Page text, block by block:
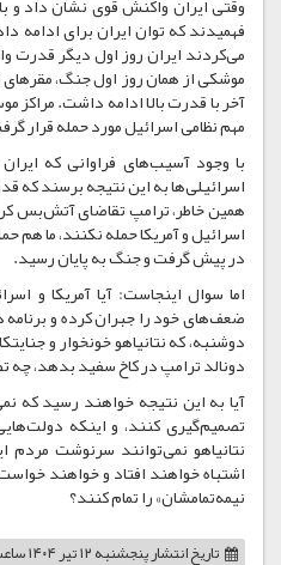
فهمیدند که توان ایران برای ادامه
می‌کردند ایران روز اول دیگر قدرت
موشکی از همان روز اول جنگ، مقرهای
آخر با قدرت بالا ادامه داشت. مراکز
مهم نظامی اسرائیل مورد حمله قرار
با وجود آسیب‌های فراوانی که
اسرائیلی‌ها به این نتیجه برسند که
همین خاطر، ترامپ تقاضای آتش‌بس
اسرائیل و آمریکا حمله نکنند، ما هم
در پیش گرفت و جنگ به پایان رسید.
اما سوال اینجاست: آیا آمریکا و
ضعف‌های خود را جبران کرده و برنامه
دوشنبه، که نتانیاهو خونخوار و
دونالد ترامپ در کاخ سفید بدهد،
آیا به این نتیجه خواهند رسید که
تصمیم‌گیری کنند، و اینکه
نتانیاهو نمی‌توانند سرنوشت مردم
اشتباه خواهند افتاد و خواهند
نیمه‌تمامشان» را تمام کنند؟
تاریخ انتشارپنجشنبه ۱۲ تیر ۱۴۰۴ ساعت ۱۹:۱۴